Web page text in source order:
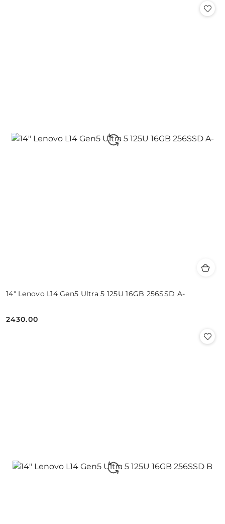
14" Lenovo L14 Gen5 Ultra 5 125U 16GB 256SSD A-
Cena:
2430.00